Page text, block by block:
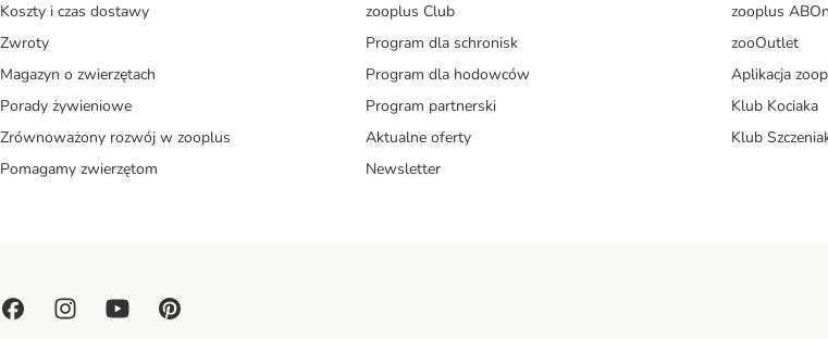
Koszty i czas dostawy
Zwroty
Magazyn o zwierzętach
Porady żywieniowe
Zrównoważony rozwój w zooplus
Pomagamy zwierzętom
zooplus Club
Program dla schronisk
Program dla hodowców
Program partnerski
Aktualne oferty
Newsletter
zooplus
zooOutlet
Aplikacja
Klub Kociaka
Klub